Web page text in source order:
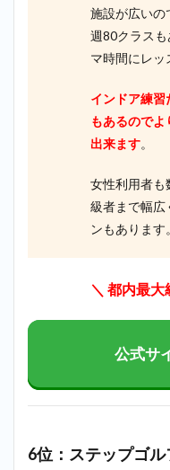
施設が広いの
週80クラス
マ時間にレッ
インドア練
もあるので
出来ます。
女性利用者も
級者まで幅広
ンもあります。
＼ 都内最
公式サ
6位：ステップゴ